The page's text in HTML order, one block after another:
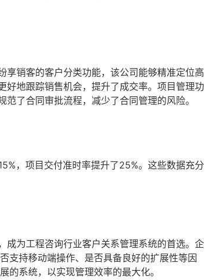
享销客的客户分类功能，该公司能够精准定位高
地跟踪销售机会，提升了成交率。项目管理功
了合同审批流程，减少了合同管理的风险。
，项目交付准时率提升了25%。这些数据充分
成为工程咨询行业客户关系管理系统的首选。企
支持移动端操作、是否具备良好的扩展性等因
的系统，以实现管理效率的最大化。